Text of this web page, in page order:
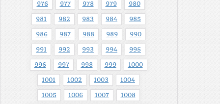
976 977 978 979 980
981 982 983 984 985
986 987 988 989 990
991 992 993 994 995
996 997 998 999 1000
1001 1002 1003 1004
1005 1006 1007 1008